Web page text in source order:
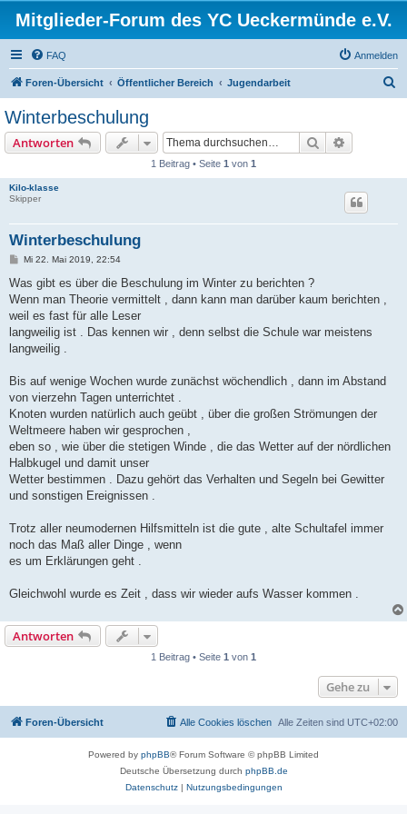
Mitglieder-Forum des YC Ueckermünde e.V.
FAQ Anmelden
Foren-Übersicht Öffentlicher Bereich Jugendarbeit
Winterbeschulung
Antworten Suche
1 Beitrag • Seite 1 von 1
Kilo-klasse
Skipper
Winterbeschulung
B
i
r
a
Mi 22. Mai 2019, 22:54
Was gibt es über die Beschulung im Winter zu berichten ?
Wenn man Theorie vermittelt , dann kann man darüber kaum berichten ,
weil es fast für alle Leser
langweilig ist . Das kennen wir , denn selbst die Schule war meistens
langweilig .
Bis auf wenige Wochen wurde zunächst wöchendlich , dann im Abstand
von vierzehn Tagen unterrichtet .
Knoten wurden natürlich auch geübt , über die großen Strömungen der
Weltmeere haben wir gesprochen ,
eben so , wie über die stetigen Winde , die das Wetter auf der nördlichen
Halbkugel und damit unser
Wetter bestimmen . Dazu gehört das Verhalten und Segeln bei Gewitter
und sonstigen Ereignissen .
Trotz aller neumodernen Hilfsmitteln ist die gute , alte Schultafel immer
noch das Maß aller Dinge , wenn
es um Erklärungen geht .
Gleichwohl wurde es Zeit , dass wir wieder aufs Wasser kommen .
Antworten
1 Beitrag • Seite 1 von 1
Gehe zu
Foren-Übersicht Alle Zeiten sind UTC+02:00
Alle Cookies löschen
Powered by phpBB® Forum Software © phpBB Limited
Deutsche Übersetzung durch phpBB.de
Datenschutz| Nutzungsbedingungen